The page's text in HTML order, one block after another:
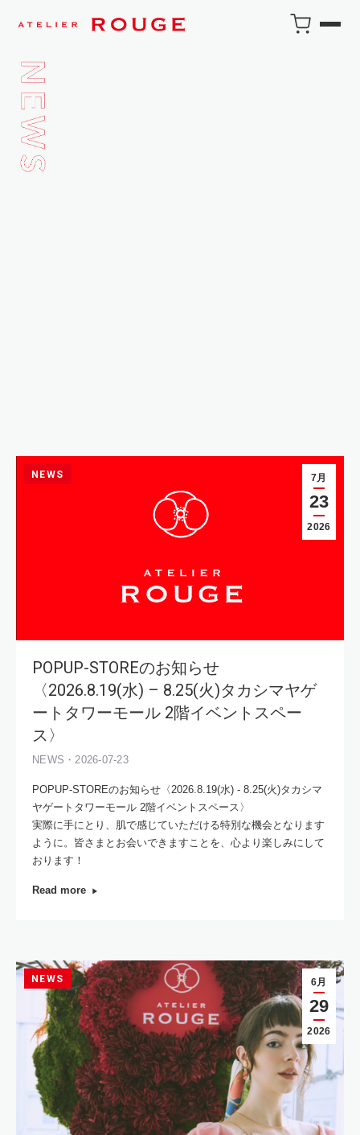
NEWS 7月
23
2026
POPUP-STOREのお知らせ
〈2026.8.19(水) – 8.25(火)タカシマヤゲ
ートタワーモール 2階イベントスペー
ス〉
NEWS・2026-07-23
POPUP-STOREのお知らせ〈2026.8.19(水) - 8.25(火)タカシマ
ヤゲートタワーモール 2階イベントスペース〉
実際に手にとり、肌で感じていただける特別な機会となります
ように。皆さまとお会いできますことを、心より楽しみにして
おります！
Read more
NEWS 6月
29
2026